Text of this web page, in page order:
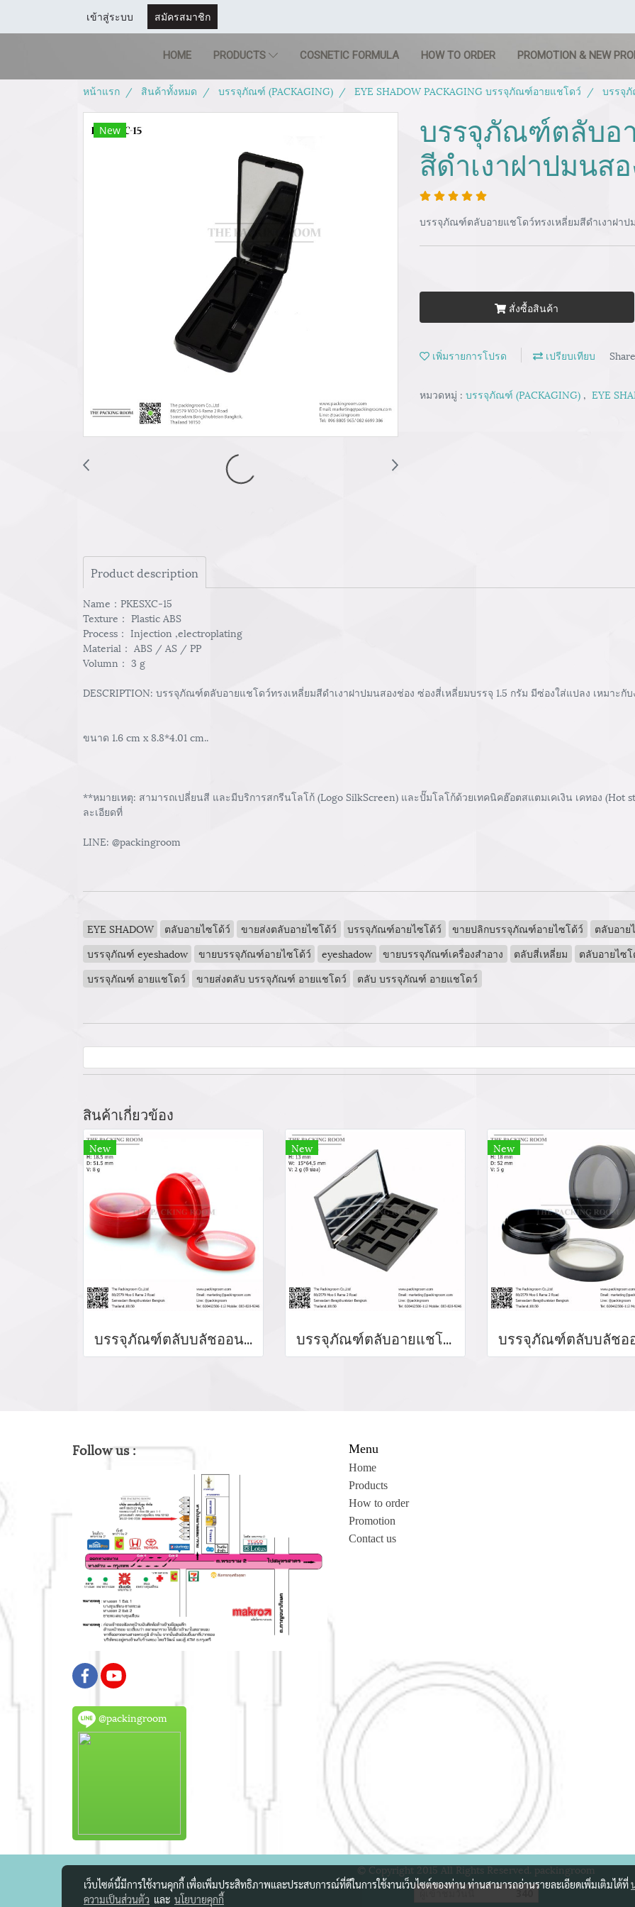
เข้าสู่ระบบ สมัครสมาชิก
HOME PRODUCTS COSNETIC FORMULA HOW TO ORDER PROMOTION & NEW
หน้าแรก สินค้าทั้งหมด บรรจุภัณฑ์ (PACKAGING) EYE SHADOW PACKAGING บรรจุภัณฑ์อายแชโดว์ บรรจุ
New
บรรจุภัณฑ์ตลับอ
สีดำเงาฝาปมนส
บรรจุภัณฑ์ตลับอายแชโดว์ทรงเหลี่ยมสีดำเงาฝาป
สั่งซื้อสินค้า
เพิ่มรายการโปรด เปรียบเทียบ Share
หมวดหมู่ : บรรจุภัณฑ์ (PACKAGING) , EYE
Product description
Name：PKESXC-15
Texture： Plastic ABS
Process： Injection ,electroplating
Material： ABS / AS / PP
Volumn： 3 g
DESCRIPTION: บรรจุภัณฑ์ตลับอายแชโดว์ทรงเหลี่ยมสีดำเงาฝาปมนสองช่อง ซ่องสี่เหลี่ยมบรรจุ 1.5 กรัม มีซ่องใส่แปลง เหมาะกั
ขนาด 1.6 cm x 8.8*4.01 cm..
**หมายเหตุ: สามารถเปลี่ยนสี และมีบริการสกรีนโลโก้ (Logo SilkScreen) และปั๊มโลโก้ด้วยเทคนิคฮ๊อตสแตมเคเงิน เคทอง (Hot
ละเอียดที่
LINE: @packingroom
EYE SHADOW ตลับอายไซโด้ว์ ขายส่งตลับอายไซโด้ว์ บรรจุภัณฑ์อายไซโด้ว์ ขายปลิกบรรจุภัณฑ์อายไซโด้ว์
ตลับอาย
บรรจุภัณฑ์ eyeshadow
ขายบรรจุภัณฑ์อายไซโด้ว์ eyeshadow ขายบรรจุภัณฑ์เครื่องสำอาง ตลับสี่เหลี่ยม
ตลับอายไซ
บรรจุภัณฑ์ อายแชโดว์
ขายส่งตลับ บรรจุภัณฑ์ อายแชโดว์ ตลับ บรรจุภัณฑ์ อายแชโดว์
สินค้าเกี่ยวข้อง
New
บรรจุภัณฑ์ตลับบลัชออน blush on packaging ร้านขายบรรจุภัณฑ์ จำหน่ายบรรจุภัณฑ์เครื่องสำอางทุกประเภท
New
บรรจุภัณฑ์ตลับอายแชโดว์ Eyeshadow package บรรจุภัณฑ์เครื่องสำอาง
New
Follow us :
@packingroom
Menu
Home
Products
How to order
Promotion
Contact us
© Copyright 2015 All Rights Reserved. packingroom
ผู้เข้าชมวันนี้ 340
เว็บไซต์นี้มีการใช้งานคุกกี้ เพื่อเพิ่มประสิทธิภาพและประสบการณ์ที่ดีในการใช้งานเว็บไซต์ของท่าน ท่านสามารถอ่านรายละเอียดเพิ่มเติมได้ที่
ความเป็นส่วนตัว และ นโยบายคุกกี้